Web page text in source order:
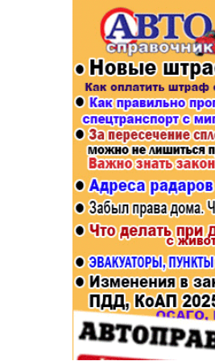
Афиша
Строительство и ремонт
Авто и мото
Рестораны, кафе, бары
Спорт Фитнес
Недвижимость
Красота Косметология
Популярное →
Строительство и ремонт